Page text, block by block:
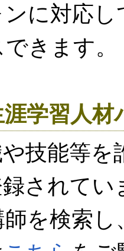
に対応
きます。
学習人材
や技能等
されて
を検索